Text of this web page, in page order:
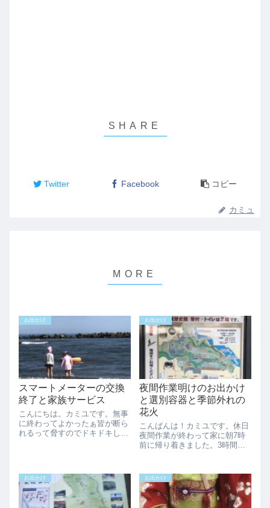
Twitter Facebook コピー
カミュ
お出かけ
スマートメーターの交換
終了と家族サービス
こんにちは。カミユです。無事
に終わってよかったぁ皆が断ら
れるって脅すのでドキドキして
ます。」と言う事でした。3分
位で終わってしま...
お出かけ
夜間作業明けのお出かけ
と選別容器と季節外れの
花火
こんばんは！カミユです。休日
夜間作業が終わって家に朝7時
前に帰り着きました。3時間く
園へ行ってきました。高低差が
有る上に広くて少しだけ見て回
って散策は終わりにしました。
駐車場の直ぐ側の...
お出かけ お出かけ